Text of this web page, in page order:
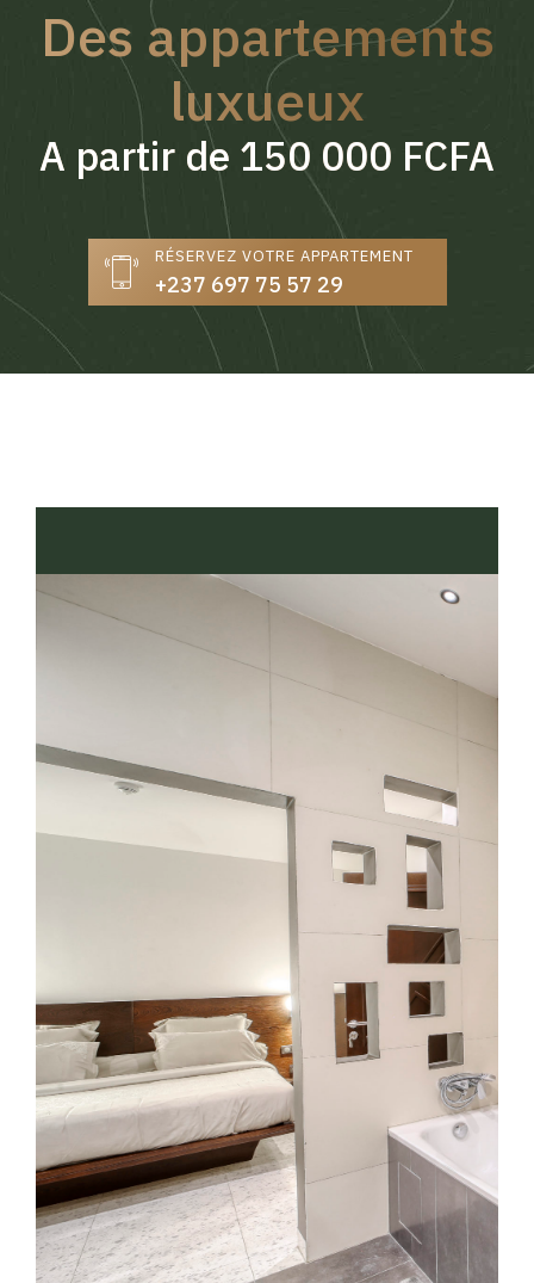
Des appartements
luxueux
A partir de 150 000 FCFA
RÉSERVEZ VOTRE APPARTEMENT
+237 697 75 57 29